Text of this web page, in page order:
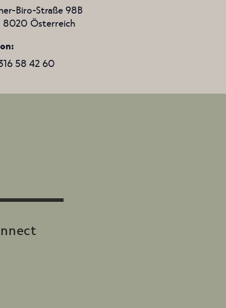
Biro-Straße 98B
8020 Österreich
58 42 60